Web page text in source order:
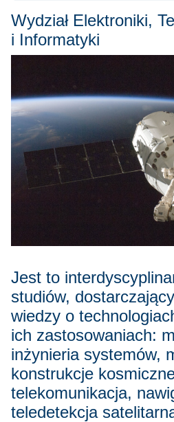
Wydział Elektroniki,
i Informatyki
Jest to
studiów,
wiedzy o
ich zastosowaniach:
inżynieria systemów,
konstrukcje
telekomunikacja,
teledetekcja